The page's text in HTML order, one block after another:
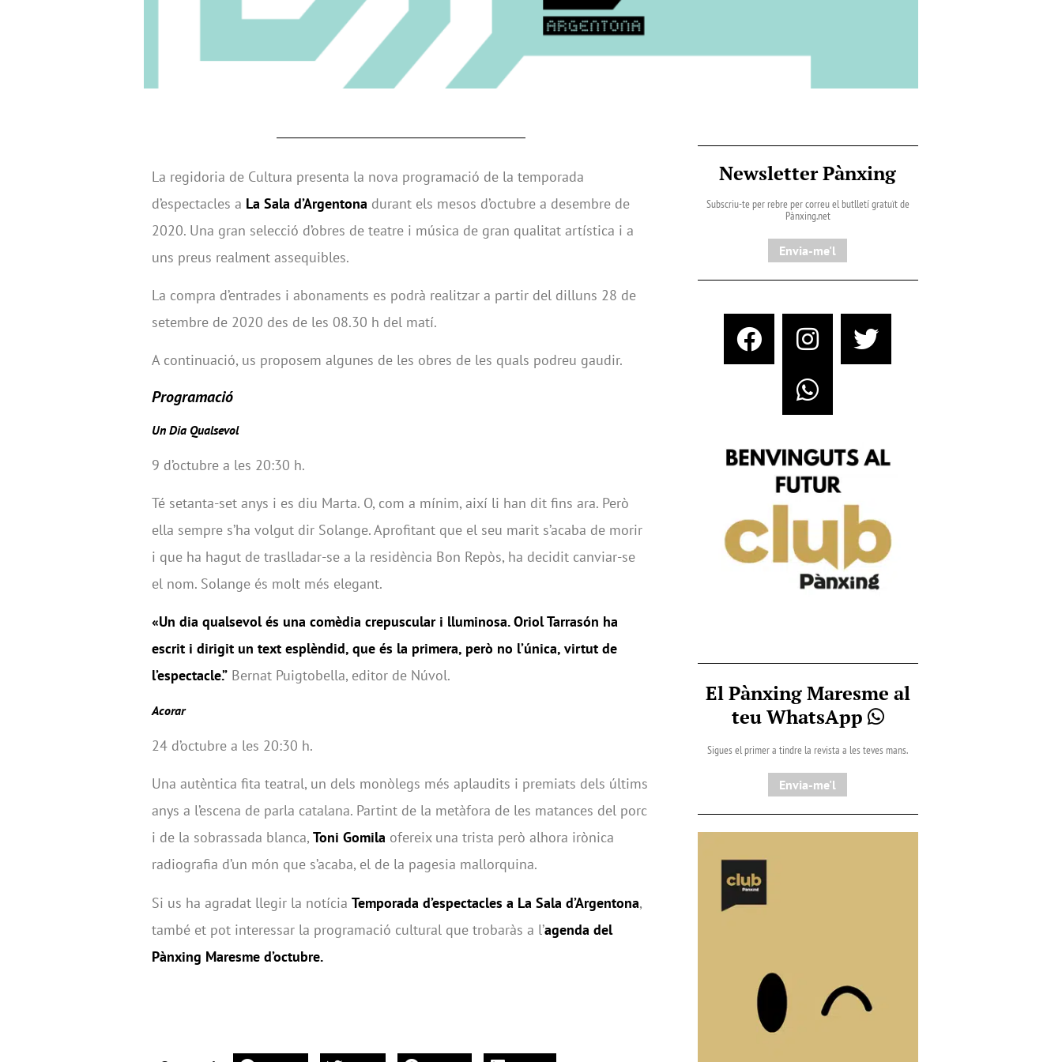
La regidoria de Cultura presenta la nova programació de la temporada
d’espectacles a La Sala d’Argentona durant els mesos d’octubre a desembre de
2020. Una gran selecció d’obres de teatre i música de gran qualitat artística i a
uns preus realment assequibles.
La compra d’entrades i abonaments es podrà realitzar a partir del dilluns 28 de
setembre de 2020 des de les 08.30 h del matí.
A continuació, us proposem algunes de les obres de les quals podreu gaudir.
Programació
Un Dia Qualsevol
9 d’octubre a les 20:30 h.
Té setanta-set anys i es diu Marta. O, com a mínim, així li han dit fins ara. Però
ella sempre s’ha volgut dir Solange. Aprofitant que el seu marit s’acaba de morir
i que ha hagut de traslladar-se a la residència Bon Repòs, ha decidit canviar-se
el nom. Solange és molt més elegant.
«Un dia qualsevol és una comèdia crepuscular i lluminosa. Oriol Tarrasón ha
escrit i dirigit un text esplèndid, que és la primera, però no l’única, virtut de
l’espectacle.” Bernat Puigtobella, editor de Núvol.
Acorar
24 d’octubre a les 20:30 h.
Una autèntica fita teatral, un dels monòlegs més aplaudits i premiats dels últims
anys a l’escena de parla catalana. Partint de la metàfora de les matances del porc
i de la sobrassada blanca, Toni Gomila ofereix una trista però alhora irònica
radiografia d’un món que s’acaba, el de la pagesia mallorquina.
Si us ha agradat llegir la notícia Temporada d’espectacles a La Sala d’Argentona,
també et pot interessar la programació cultural que trobaràs a l’agenda del
Pànxing Maresme d’octubre.
Newsletter Pànxing
Subscriu-te per rebre per correu el butlletí gratuït de
Pànxing.net​
Envia-me'l
El Pànxing Maresme al
teu WhatsApp
Sigues el primer a tindre la revista a les teves mans.
Envia-me'l